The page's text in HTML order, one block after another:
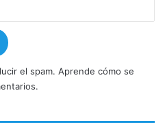
el spam. Aprende cómo se